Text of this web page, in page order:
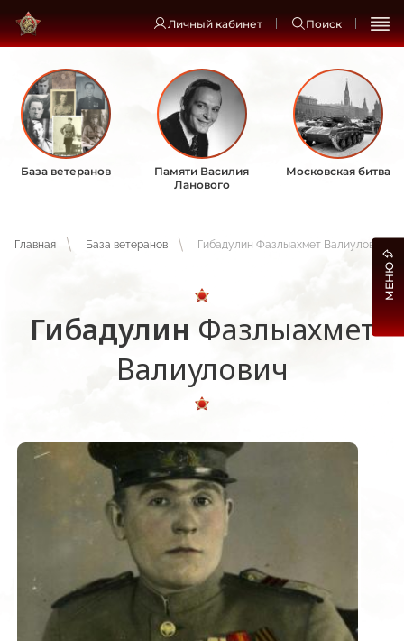
Личный кабинет Поиск
База ветеранов
Памяти Василия
Ланового
Московская битва
Главная База ветеранов Гибадулин Фазлыахмет Валиулович
Гибадулин Фазлыахмет
Валиулович
МЕНЮ